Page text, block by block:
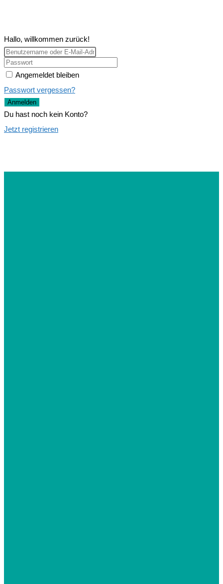
Hallo, willkommen zurück!
Angemeldet bleiben
Passwort vergessen?
Anmelden
Du hast noch kein Konto?
Jetzt registrieren